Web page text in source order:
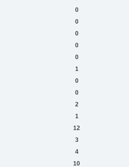
0
0
0
0
0
1
0
0
2
1
12
3
4
10